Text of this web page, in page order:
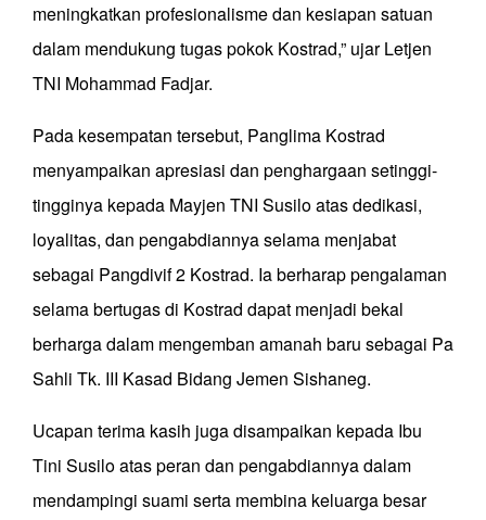
meningkatkan profesionalisme dan kesiapan satuan
dalam mendukung tugas pokok Kostrad,” ujar Letjen
TNI Mohammad Fadjar.
Pada kesempatan tersebut, Panglima Kostrad
menyampaikan apresiasi dan penghargaan setinggi-
tingginya kepada Mayjen TNI Susilo atas dedikasi,
loyalitas, dan pengabdiannya selama menjabat
sebagai Pangdivif 2 Kostrad. Ia berharap pengalaman
selama bertugas di Kostrad dapat menjadi bekal
berharga dalam mengemban amanah baru sebagai Pa
Sahli Tk. III Kasad Bidang Jemen Sishaneg.
Ucapan terima kasih juga disampaikan kepada Ibu
Tini Susilo atas peran dan pengabdiannya dalam
mendampingi suami serta membina keluarga besar